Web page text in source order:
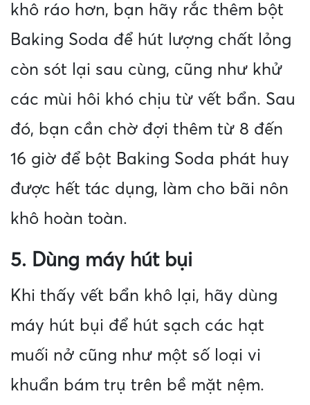
khô ráo hơn, bạn hãy rắc thêm bột
Baking Soda để hút lượng chất lỏng
còn sót lại sau cùng, cũng như khử
các mùi hôi khó chịu từ vết bẩn. Sau
đó, bạn cần chờ đợi thêm từ 8 đến
16 giờ để bột Baking Soda phát huy
được hết tác dụng, làm cho bãi nôn
khô hoàn toàn.
5. Dùng máy hút bụi
Khi thấy vết bẩn khô lại, hãy dùng
máy hút bụi để hút sạch các hạt
muối nở cũng như một số loại vi
khuẩn bám trụ trên bề mặt nệm.